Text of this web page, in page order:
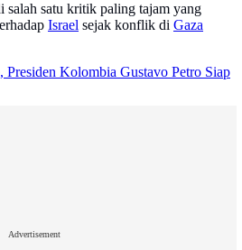
salah satu kritik paling tajam yang
Israel sejak konflik di Gaza
Presiden Kolombia Gustavo Petro Siap
Advertisement